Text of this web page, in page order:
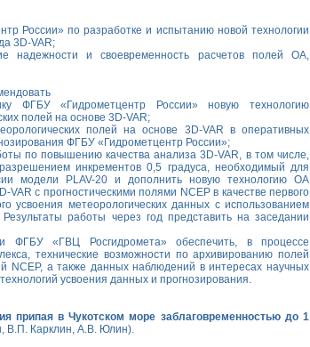
России» по разработке и испытанию новой технологии
3D-VAR;
надежности и своевременность расчетов полей ОА,
ФГБУ «Гидрометцентр России» новую технологию
полей на основе 3D-VAR;
полей на основе 3D-VAR в оперативных
ФГБУ «Гидрометцентр России»;
по повышению качества анализа 3D-VAR, в том числе,
инкрементов 0,5 градуса, необходимый для
модели PLAV-20 и дополнить новую технологию ОА
VAR с прогностическими полями NCEP в качестве первого
усвоения метеорологических данных с использованием
работы через год представить на заседании
ФГБУ «ГВЦ Росгидромета» обеспечить, в процессе
технические возможности по архивированию полей
NCEP, а также данных наблюдений в интересах научных
усвоения данных и прогнозирования.
припая в Чукотском море заблаговременностью до 1
Карклин, А.В. Юлин).